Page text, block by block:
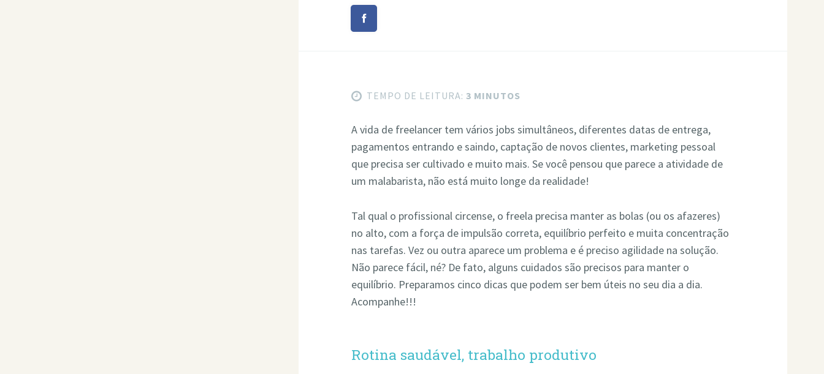
TEMPO DE LEITURA: 3 MINUTOS
A vida de freelancer tem vários jobs simultâneos, diferentes datas de entrega,
pagamentos entrando e saindo, captação de novos clientes, marketing pessoal
que precisa ser cultivado e muito mais. Se você pensou que parece a atividade de
um malabarista, não está muito longe da realidade!
Tal qual o profissional circense, o freela precisa manter as bolas (ou os afazeres)
no alto, com a força de impulsão correta, equilíbrio perfeito e muita concentração
nas tarefas. Vez ou outra aparece um problema e é preciso agilidade na solução.
Não parece fácil, né? De fato, alguns cuidados são precisos para manter o
equilíbrio. Preparamos cinco dicas que podem ser bem úteis no seu dia a dia.
Acompanhe!!!
Rotina saudável, trabalho produtivo